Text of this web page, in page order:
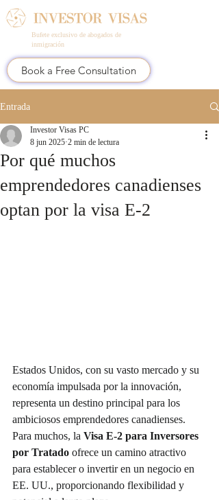
Bufete exclusivo de abogados de
inmigración
Book a Free Consultation
Entrada
Por qué muchos
emprendedores canadienses
optan por la visa E-2
Investor Visas PC
8 jun 2025 2 min de lectura
Estados Unidos, con su vasto mercado y su
economía impulsada por la innovación,
representa un destino principal para los
ambiciosos emprendedores canadienses.
Para muchos, la Visa E-2 para Inversores
por Tratado ofrece un camino atractivo
para establecer o invertir en un negocio en
EE. UU., proporcionando flexibilidad y